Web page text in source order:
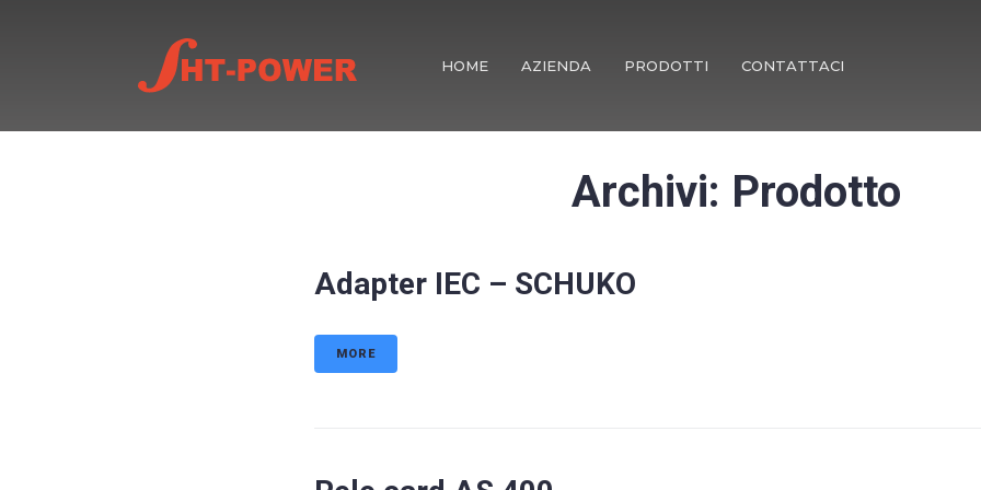
HOME AZIENDA PRODOTTI CONTATTACI
Archivi: Prodotto
Adapter IEC – SCHUKO
MORE